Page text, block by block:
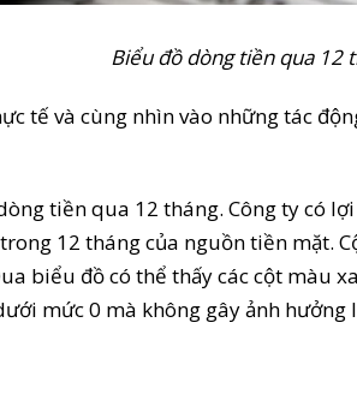
Biểu đồ dòng tiền qua 12
tế và cùng nhìn vào những tác
tiền qua 12 tháng. Công ty có
12 tháng của nguồn tiền mặt.
biểu đồ có thể thấy các cột màu
mức 0 mà không gây ảnh